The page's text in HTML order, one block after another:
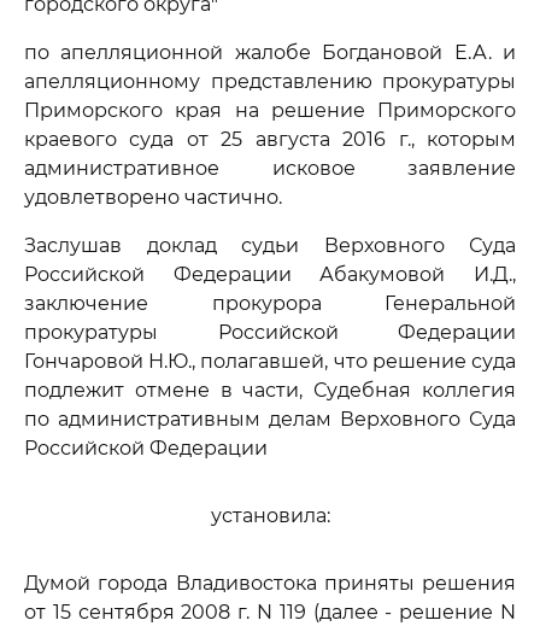
по апелляционной жалобе Богдановой Е.А. и
апелляционному представлению прокуратуры
Приморского края на решение Приморского
краевого суда от 25 августа 2016 г., которым
административное исковое заявление
удовлетворено частично.
Заслушав доклад судьи Верховного Суда
Российской Федерации Абакумовой И.Д.,
заключение прокурора Генеральной
прокуратуры Российской Федерации
Гончаровой Н.Ю., полагавшей, что решение суда
подлежит отмене в части, Судебная коллегия
по административным делам Верховного Суда
Российской Федерации
установила:
Думой города Владивостока приняты решения
от 15 сентября 2008 г. N 119 (далее - решение N